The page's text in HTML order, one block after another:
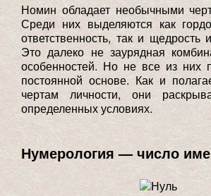
Номин обладает необычными
Среди них выделяются как
ответственность, так и щедрость
Это далеко не заурядная
особенностей. Но не все из них
постоянной основе. Как и
чертам личности, они
определенных условиях.
Нумерология — число